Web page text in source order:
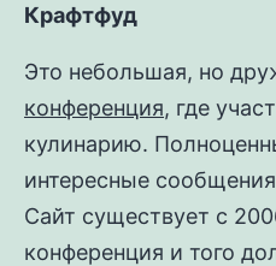
Крафтфуд
Это небольшая, но
конференция, где
кулинарию.
интересные
Сайт существует с
конференция и того